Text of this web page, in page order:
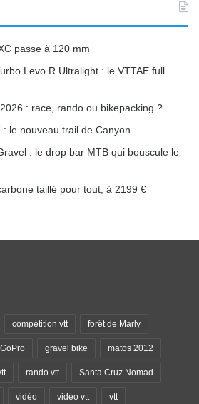
e
r
passe à 120 mm
Levo R Ultralight : le VTTAE full
: race, rando ou bikepacking ?
le nouveau trail de Canyon
: le drop bar MTB qui bouscule le
taillé pour tout, à 2199 €
compétition vtt forêt de Marly
GoPro gravel bike matos 2012
rando vtt Santa Cruz Nomad
vidéo vidéo vtt vtt